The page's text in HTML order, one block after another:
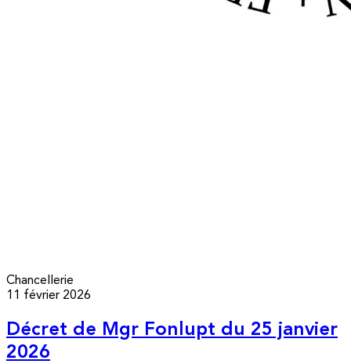
Chancellerie
11 février 2026
Décret de Mgr Fonlupt du 25 janvier
2026